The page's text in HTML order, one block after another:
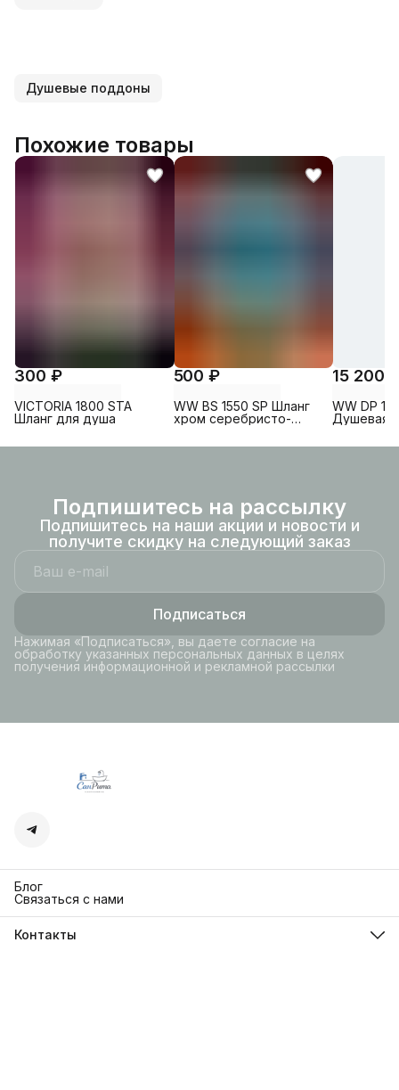
Душевые поддоны
Похожие товары
300 ₽
VICTORIA 1800 STA
Шланг для душа
500 ₽
WW BS 1550 SP Шланг
хром серебристо-
15 200
WW DP
Душевая
Подпишитесь на рассылку
Подпишитесь на наши акции и новости и
получите скидку на следующий заказ
Подписаться
Нажимая «Подписаться», вы даете согласие на
обработку указанных персональных данных в целях
получения информационной и рекламной рассылки
Блог
Связаться с нами
Контакты